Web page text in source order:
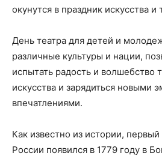
окунутся в праздник искусства и
День театра для детей и
различные культуры и нации,
испытать радость и волшебство
искусства и зарядиться новыми
впечатлениями.
Как известно из истории, первый
России появился в 1779 году в